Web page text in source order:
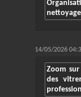
14/05/2026
Zoom
des